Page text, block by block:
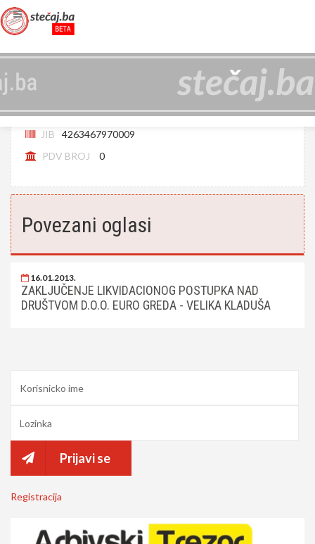
EURO GREDA D.O.O. VELIKA KLADUŠA
JIB
4263467970009
PDV BROJ
0
Povezani oglasi
16.01.2013.
ZAKLJUČENJE LIKVIDACIONOG POSTUPKA NAD
DRUŠTVOM D.O.O. EURO GREDA - VELIKA KLADUŠA
Prijavi se
Registracija